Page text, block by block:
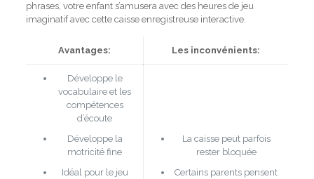
phrases, votre enfant s’amusera avec des heures de jeu
imaginatif avec cette caisse enregistreuse interactive.
Avantages: Les inconvénients:
Développe le
vocabulaire et les
compétences
d’écoute
Développe la
motricité fine
Idéal pour le jeu
La caisse peut parfois
rester bloquée
Certains parents pensent